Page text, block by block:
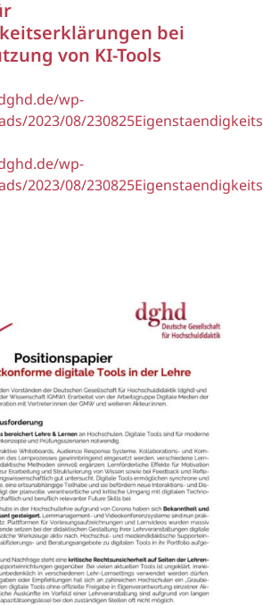
bei
von KI-Tools
wp-
2023/08/
wp-
2023/08/